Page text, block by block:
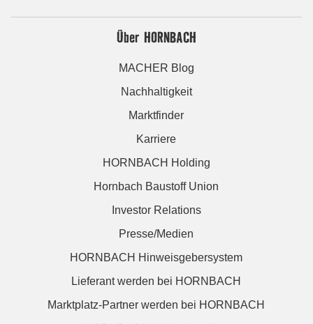
Über HORNBACH
MACHER Blog
Nachhaltigkeit
Marktfinder
Karriere
HORNBACH Holding
Hornbach Baustoff Union
Investor Relations
Presse/Medien
HORNBACH Hinweisgebersystem
Lieferant werden bei HORNBACH
Marktplatz-Partner werden bei HORNBACH